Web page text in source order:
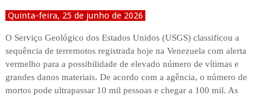
Quinta-feira, 25 de junho de 2026
O Serviço Geológico dos Estados Unidos (USGS) classificou a
sequência de terremotos registrada hoje na Venezuela com alerta
vermelho para a possibilidade de elevado número de vítimas e
grandes danos materiais. De acordo com a agência, o número de
mortos pode ultrapassar 10 mil pessoas e chegar a 100 mil. As